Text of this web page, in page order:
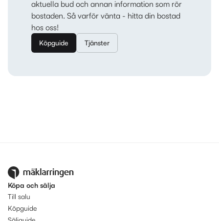
aktuella bud och annan information som rör
bostaden. Så varför vänta - hitta din bostad
hos oss!
Köpguide Tjänster
Köpa och sälja
Till salu
Köpguide